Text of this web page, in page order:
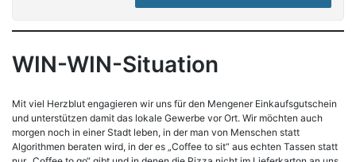
WIN-WIN-Situation
Mit viel Herzblut engagieren wir uns für den Mengener Einkaufsgutschein
und unterstützen damit das lokale Gewerbe vor Ort. Wir möchten auch
morgen noch in einer Stadt leben, in der man von Menschen statt
Algorithmen beraten wird, in der es „Coffee to sit“ aus echten Tassen statt